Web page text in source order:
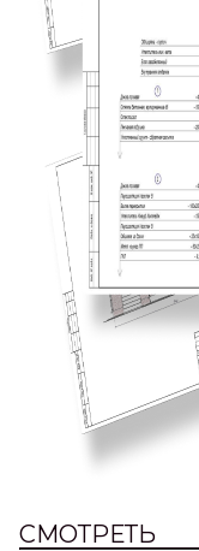
СМОТРЕТЬ